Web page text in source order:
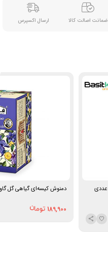
ضمانت اصالت کالا ارسال اکسپرس
دمنوش کیسه‌ای چای سفید با گل رز و بهارنارنج ۱۴ عددی
دمنوش کیسه‌ای گیاهی گل گاوزبان ۱۴ عددی
189,900